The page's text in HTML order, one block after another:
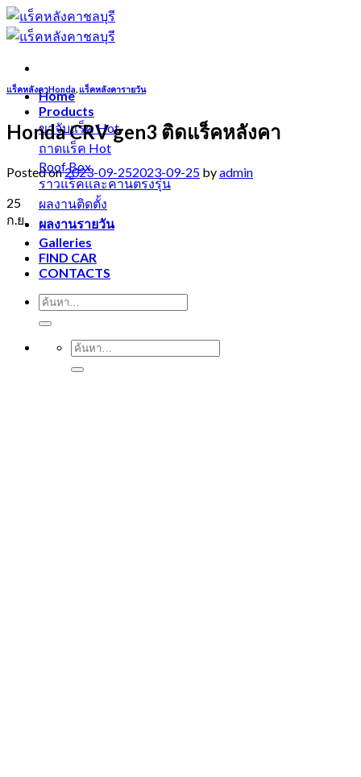
Skip
to
content
Home
Products
ขาจับแร็ค
ถาดแร็ค
Roof Box
ราวแร็คและคานตรงรุ่น
ผลงานติดตั้ง
ผลงานรายวัน
Galleries
FIND CAR
CONTACTS
แร็คหลังคาHonda แร็คหลังคารายวัน
Honda CRV gen3 ติดแร็คหลังคา
Posted on2023-09-252023-09-25 byadmin
25
ก.ย.